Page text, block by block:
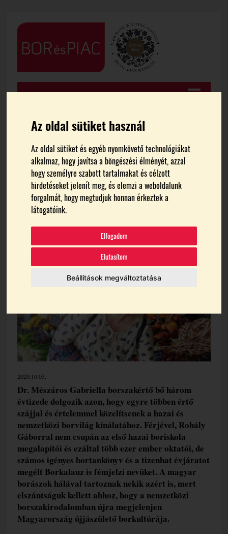
Az oldal sütiket használ
Az oldal sütiket és egyéb nyomkövető technológiákat
alkalmaz, hogy javítsa a böngészési élményét, azzal
hogy személyre szabott tartalmakat és célzott
hirdetéseket jelenít meg, és elemzi a weboldalunk
forgalmát, hogy megtudjuk honnan érkeztek a
látogatóink.
Elfogadom
Elutasítom
Beállítások megváltoztatása
FŐOLDAL GASZTRONÓMIA
Ételekről és borokról, avagy
iránytű a harmóniához
Témák: Gasztronómia Mészáros Gabriella
2020.10.03.
Dr. Mészáros Gabriella borszakértő bő három
évtizede dolgozik azon, hogy egyre többen értő
szájjal és értelemmel közelítsenek a hazai és
nemzetközi borvilág kínálatához. Férjével, Rohály
Gáborral nem csupán az első hazai boriskola
megalapítói és ezáltal több ezer ember oktatói, de
számos igényes bortankönyv és a tizenhat évjáratot
megélt Borkalauz is fémjelzi nevüket. A magyar
borászok hálával tartoznak nekik azért is, mert
elszántságuk kellett ahhoz, hogy a nemzetközi
borszakirodalomban újra megjelenjen
Magyarország újjászülető borkultúrája.